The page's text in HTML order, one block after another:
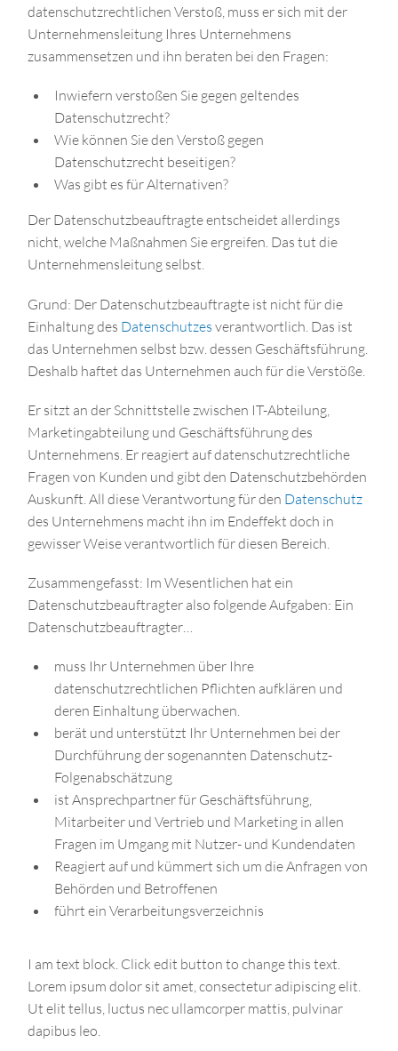
datenschutzrechtlichen Verstoß, muss er sich mit der
Unternehmensleitung Ihres Unternehmens
zusammensetzen und ihn beraten bei den Fragen:
Inwiefern verstoßen Sie gegen geltendes
Datenschutzrecht?
Wie können Sie den Verstoß gegen
Datenschutzrecht beseitigen?
Was gibt es für Alternativen?
Der Datenschutzbeauftragte entscheidet allerdings
nicht, welche Maßnahmen Sie ergreifen. Das tut die
Unternehmensleitung selbst.
Grund: Der Datenschutzbeauftragte ist nicht für die
Einhaltung des Datenschutzes verantwortlich. Das ist
das Unternehmen selbst bzw. dessen Geschäftsführung.
Deshalb haftet das Unternehmen auch für die Verstöße.
Er sitzt an der Schnittstelle zwischen IT-Abteilung,
Marketingabteilung und Geschäftsführung des
Unternehmens. Er reagiert auf datenschutzrechtliche
Fragen von Kunden und gibt den Datenschutzbehörden
Auskunft. All diese Verantwortung für den Datenschutz
des Unternehmens macht ihn im Endeffekt doch in
gewisser Weise verantwortlich für diesen Bereich.
Zusammengefasst: Im Wesentlichen hat ein
Datenschutzbeauftragter also folgende Aufgaben: Ein
Datenschutzbeauftragter…
muss Ihr Unternehmen über Ihre
datenschutzrechtlichen Pflichten aufklären und
deren Einhaltung überwachen.
berät und unterstützt Ihr Unternehmen bei der
Durchführung der sogenannten Datenschutz-
Folgenabschätzung
ist Ansprechpartner für Geschäftsführung,
Mitarbeiter und Vertrieb und Marketing in allen
Fragen im Umgang mit Nutzer- und Kundendaten
Reagiert auf und kümmert sich um die Anfragen von
Behörden und Betroffenen
führt ein Verarbeitungsverzeichnis
I am text block. Click edit button to change this text.
Lorem ipsum dolor sit amet, consectetur adipiscing elit.
Ut elit tellus, luctus nec ullamcorper mattis, pulvinar
dapibus leo.